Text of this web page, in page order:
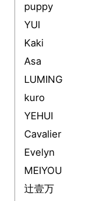
puppy
YUI
Kaki
Asa
LUMING
kuro
YEHUI
Cavalier
Evelyn
MEIYOU
辻壹万